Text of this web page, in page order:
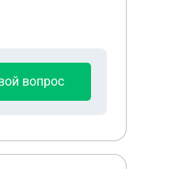
вопрос